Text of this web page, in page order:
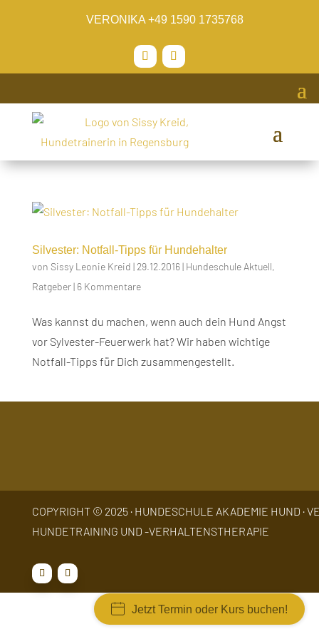
Jetzt Termin oder Kurs buchen!
VERONIKA +49 1590 1735768
Silvester: Notfall-Tipps für Hundehalter
von Sissy Leonie Kreid | 29.12.2016| Hundeschule Aktuell,
Ratgeber| 6 Kommentare
Was kannst du machen, wenn auch dein Hund Angst
vor Sylvester-Feuerwerk hat? Wir haben wichtige
Notfall-Tipps für Dich zusammengestellt.
COPYRIGHT © 2025 · HUNDESCHULE AKADEMIE HUND ·
HUNDETRAINING UND -VERHALTENSTHERAPIE